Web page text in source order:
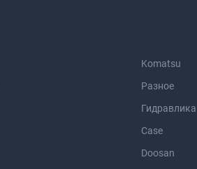
Komatsu
Разное
Гидравлика
Case
Doosan